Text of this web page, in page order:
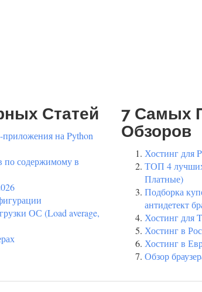
Статей
приложения на Python
по содержимому в
ОС (Load average,
7 Самых
Обзоров
Хостинг для
ТОП 4 лучших
Платные)
Подборка
антидетект
Хостинг для
Хостинг в
Хостинг в
Обзор